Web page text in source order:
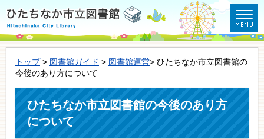
トップ> 図書館ガイド > 図書館運営> ひたちなか市立図書館の
今後のあり方について
ひたちなか市立図書館の今後のあり方
について